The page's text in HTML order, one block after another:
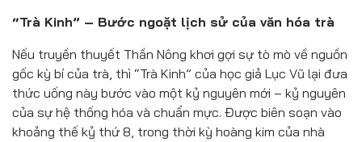
“Trà Kinh” – Bước ngoặt lịch sử của văn hóa trà
Nếu truyền thuyết Thần Nông khơi gợi sự tò mò về nguồn
gốc kỳ bí của trà, thì “Trà Kinh” của học giả Lục Vũ lại đưa
thức uống này bước vào một kỷ nguyên mới – kỷ nguyên
của sự hệ thống hóa và chuẩn mực. Được biên soạn vào
khoảng thế kỷ thứ 8, trong thời kỳ hoàng kim của nhà